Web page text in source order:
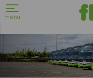
menu